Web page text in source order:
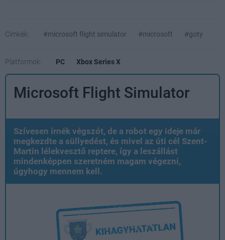
Címkék: #microsoft flight simulator #microsoft #goty
Platformok: PC Xbox Series X
Microsoft Flight Simulator
Szívesen írnék végszót, de a robot egy ideje már
megkezdte a süllyedést, és mivel az úti cél Szent-
Martin lélekvesztő reptere, így a leszállást
mindenképpen szeretném magam végezni,
úgyhogy mennem kell.